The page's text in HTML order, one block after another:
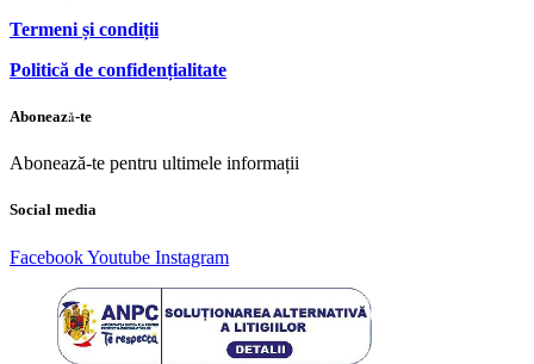
Termeni și condiții
Politică de confidențialitate
Abonează-te
Abonează-te pentru ultimele informații
Social media
FacebookYoutube Instagram